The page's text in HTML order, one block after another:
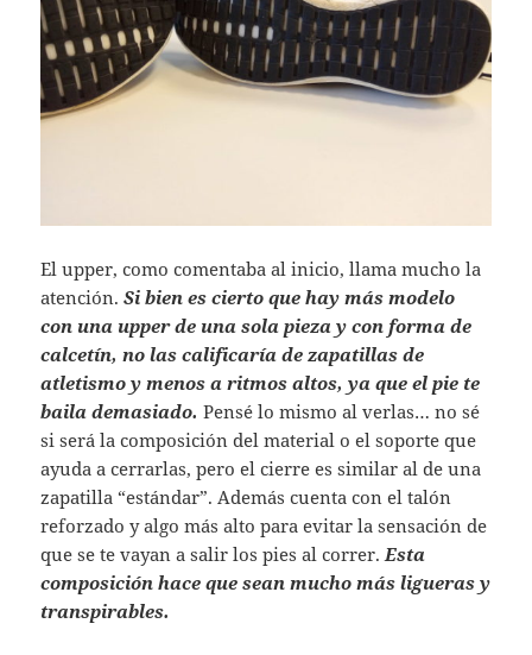
El upper, como comentaba al inicio, llama mucho la
atención.Si bien es cierto que hay más modelo
con una upper de una sola pieza y con forma de
calcetín, no las calificaría de zapatillas de
atletismo y menos a ritmos altos, ya que el pie te
baila demasiado. Pensé lo mismo al verlas… no sé
si será la composición del material o el soporte que
ayuda a cerrarlas, pero el cierre es similar al de una
zapatilla “estándar”. Además cuenta con el talón
reforzado y algo más alto para evitar la sensación de
que se te vayan a salir los pies al correr. Esta
composición hace que sean mucho más ligueras y
transpirables.